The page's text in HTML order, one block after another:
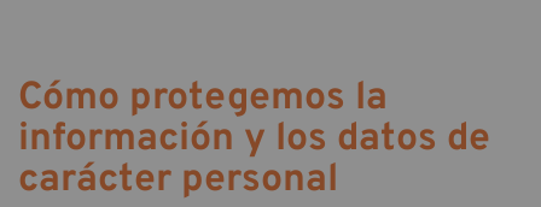
Cómo protegemos la
información y los datos de
carácter personal